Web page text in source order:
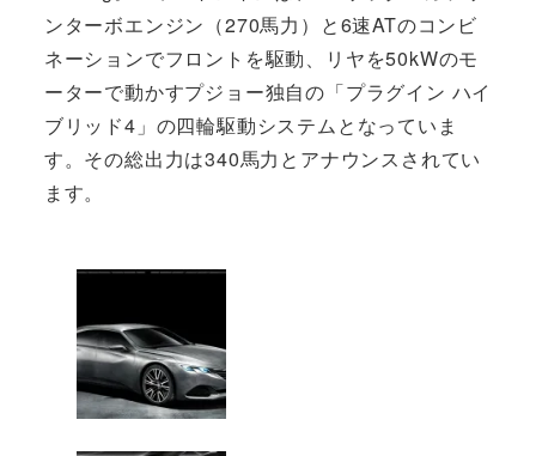
ンターボエンジン（270馬力）と6速ATのコンビ
ネーションでフロントを駆動、リヤを50kWのモ
ーターで動かすプジョー独自の「プラグイン ハイ
ブリッド4」の四輪駆動システムとなっていま
す。その総出力は340馬力とアナウンスされてい
ます。